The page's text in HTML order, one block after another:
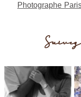
Photographe